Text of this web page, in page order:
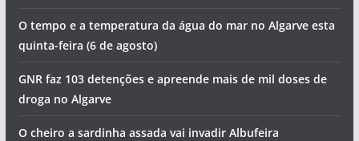
O tempo e a temperatura da água do mar no Algarve esta
quinta-feira (6 de agosto)
GNR faz 103 detenções e apreende mais de mil doses de
droga no Algarve
O cheiro a sardinha assada vai invadir Albufeira